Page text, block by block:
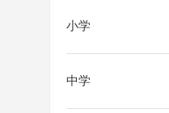
小学
中学